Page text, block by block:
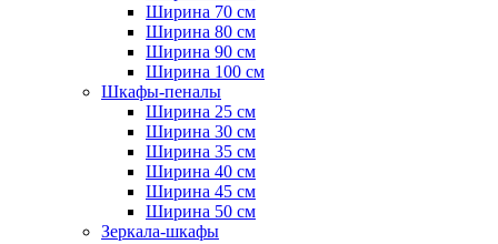
Ширина 70 см
Ширина 80 см
Ширина 90 см
Ширина 100 см
Шкафы-пеналы
Ширина 25 см
Ширина 30 см
Ширина 35 см
Ширина 40 см
Ширина 45 см
Ширина 50 см
Зеркала-шкафы